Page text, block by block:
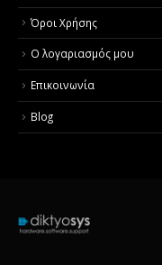
Όροι Χρήσης
Ο λογαριασμός μου
Επικοινωνία
Blog